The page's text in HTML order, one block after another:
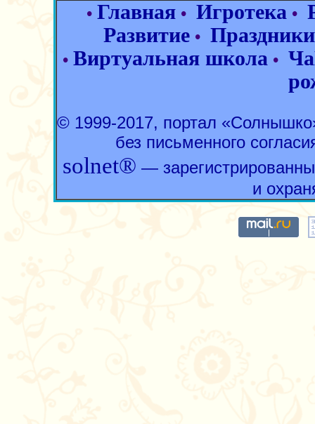
• Главная • Игротека •
Развитие• Праздники
• Виртуальная школа •
© 1999-2017, портал
без письменного
solnet® —
и